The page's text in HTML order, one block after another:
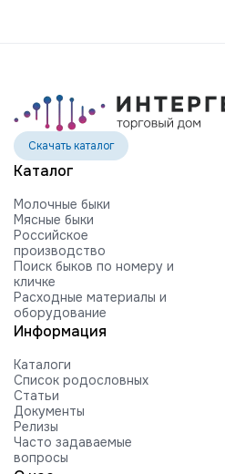
Скачать каталог
Каталог
Молочные быки
Мясные быки
Российское
производство
Поиск быков по номеру и
кличке
Расходные материалы и
оборудование
Информация
Каталоги
Список родословных
Статьи
Документы
Релизы
Часто задаваемые
вопросы